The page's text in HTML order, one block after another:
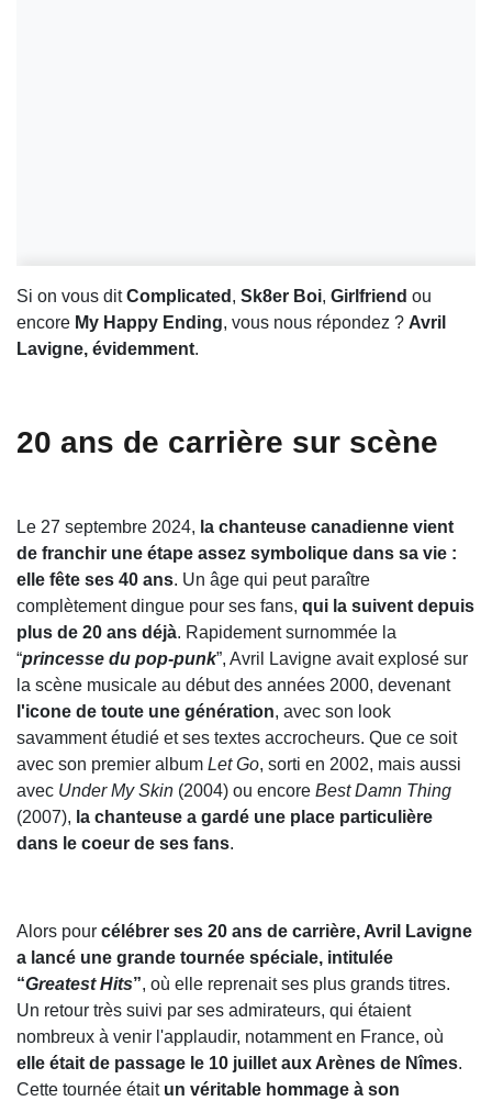
Si on vous ditComplicated , Sk8er Boi, Girlfriend ou
encore My Happy Ending, vous nous répondez ? Avril
Lavigne, évidemment.
20 ans de carrière sur scène
Le 27 septembre 2024, la chanteuse canadienne vient
de franchir une étape assez symbolique dans sa vie :
elle fête ses 40 ans. Un âge qui peut paraître
complètement dingue pour ses fans, qui la suivent depuis
plus de 20 ans déjà. Rapidement surnommée la
“princesse du pop-punk”, Avril Lavigne avait explosé sur
la scène musicale au début des années 2000, devenant
l'icone de toute une génération, avec son look
savamment étudié et ses textes accrocheurs. Que ce soit
avec son premier album Let Go, sorti en 2002, mais aussi
avec Under My Skin (2004) ou encore Best Damn Thing
(2007), la chanteuse a gardé une place particulière
dans le coeur de ses fans.
Alors pour célébrer ses 20 ans de carrière, Avril Lavigne
a lancé une grande tournée spéciale, intitulée
“Greatest Hits”, où elle reprenait ses plus grands titres.
Un retour très suivi par ses admirateurs, qui étaient
nombreux à venir l'applaudir, notamment en France, où
elle était de passage le 10 juillet aux Arènes de Nîmes.
Cette tournée étaitun véritable hommage à son